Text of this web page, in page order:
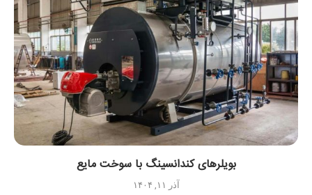
بویلرهای کندانسینگ با سوخت مایع
آذر ۱۱, ۱۴۰۴